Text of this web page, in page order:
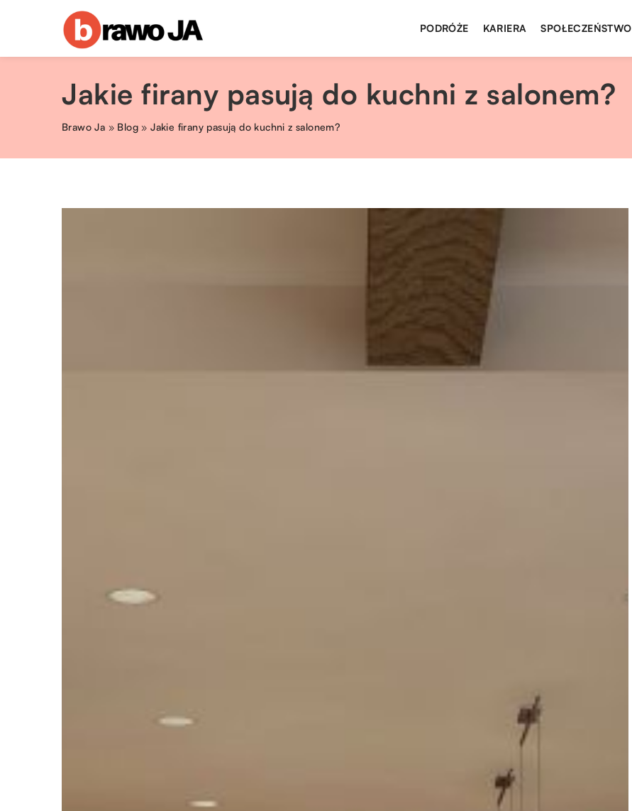
PODRÓŻE KARIERA SPOŁECZEŃSTWO
Jakie firany pasują do kuchni z salonem?
Brawo Ja » Blog »Jakie firany pasują do kuchni z salonem?